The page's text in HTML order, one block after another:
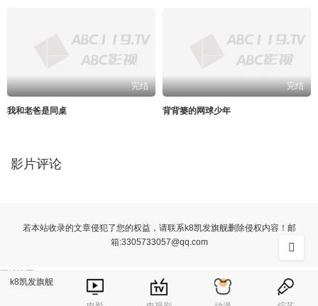
完结
我和老爸是同桌
完结
背背篓的网球少年
影片评论
若本站收录的文章侵犯了您的权益，请联系k8凯发旗舰删除侵权内容！邮
箱:3305733057@qq.com
k8凯发旗舰